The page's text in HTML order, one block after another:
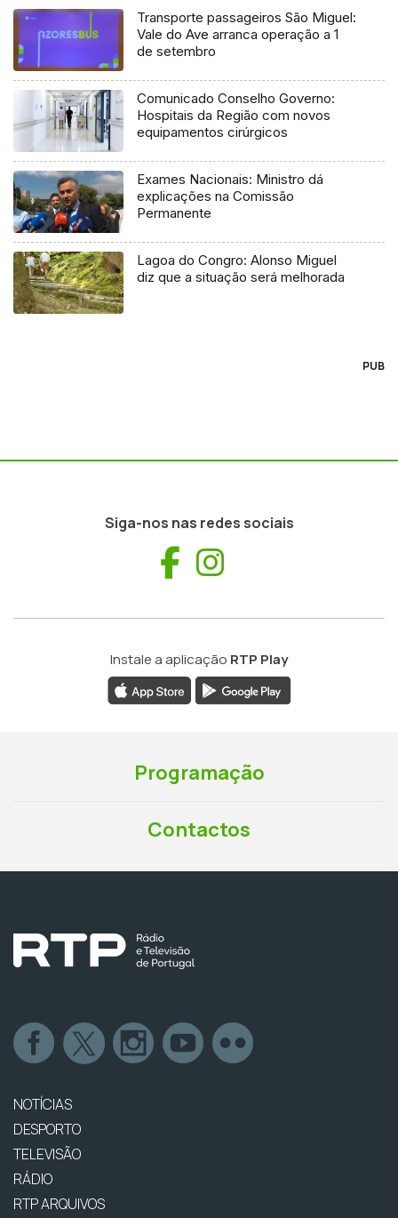
Transporte passageiros São Miguel:
Vale do Ave arranca operação a 1
de setembro
Comunicado Conselho Governo:
Hospitais da Região com novos
equipamentos cirúrgicos
Exames Nacionais: Ministro dá
explicações na Comissão
Permanente
Lagoa do Congro: Alonso Miguel
diz que a situação será melhorada
PUB
Siga-nos nas redes sociais
Facebook
Instale a aplicação RTP Play
Programação
Contactos
NOTÍCIAS
DESPORTO
TELEVISÃO
RÁDIO
RTP ARQUIVOS